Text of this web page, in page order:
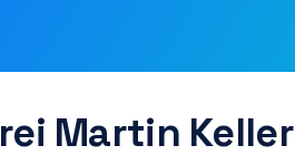
Martin Keller